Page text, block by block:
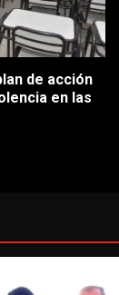
de acción
en las